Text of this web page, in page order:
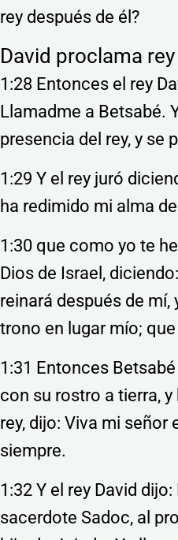
rey después de él?
David proclama
1:28 Entonces el rey
Llamadme a Betsabé.
presencia del rey, y se
1:29 Y el rey juró
ha redimido mi alma
1:30 que como yo te
Dios de Israel,
reinará después de mí,
trono en lugar mío;
1:31 Entonces
con su rostro a tierra,
rey, dijo: Viva mi señor
siempre.
1:32 Y el rey David
sacerdote Sadoc, al